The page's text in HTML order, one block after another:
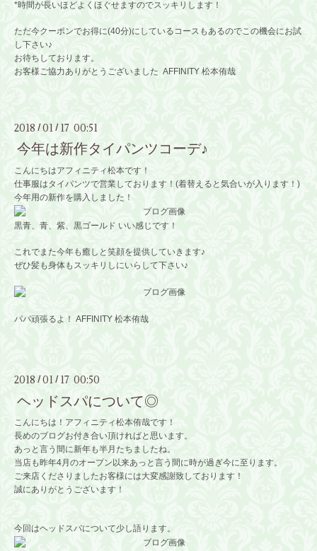
*時間が長いほどよくほぐせますのでスッキリします！
ただ今クーポンでお得に(40分)にしているコースもあるのでこの機会にお試
し下さい♪
お待ちしております。
お客様ご協力ありがとうございました AFFINITY 松本侑哉
2018 / 01 / 17 00:51
今年は新作タイパンツコーデ♪
こんにちはアフィニティ松本です！
仕事服はタイパンツで営業しております！(着替えると気合いが入ります！)
今年用の新作を購入しました！
黒青、青、紫、黒ゴールド いい感じです！
これでまた今年も癒しと笑顔を提供していきます♪
ぜひ髪も身体もスッキリしにいらして下さい♪
パパ頑張るよ！ AFFINITY 松本侑哉
2018 /01 / 17 00:50
ヘッドスパについて◎
こんにちは！アフィニティ松本侑哉です！
長めのブログお付き合い頂ければと思います。
あっと言う間に新年も半月たちましたね。
当店も昨年4月のオープン以来あっと言う間に時が過ぎ今に至ります。
ご来店くださりましたお客様には大変感謝致しております！
誠にありがとうございます！
今回はヘッドスパについて少し語ります。